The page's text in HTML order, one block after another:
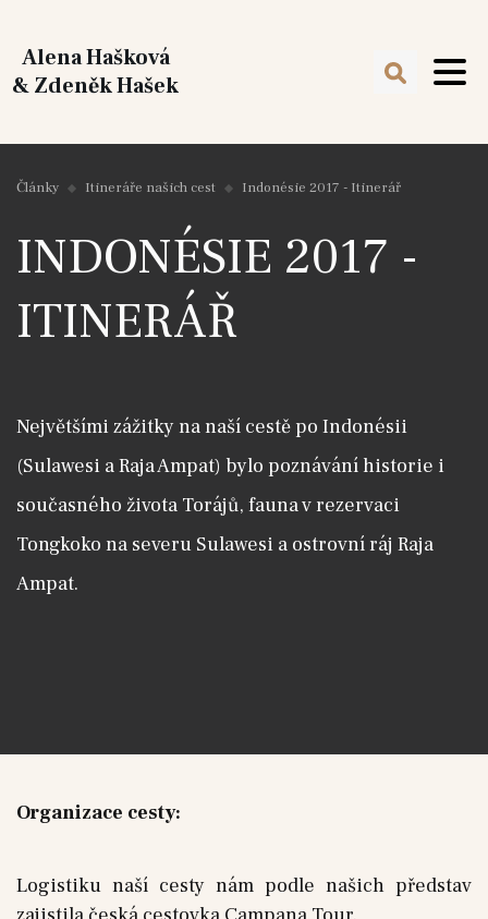
Alena Hašková
& Zdeněk Hašek
Články Itineráře našich cest Indonésie 2017 - Itinerář
INDONÉSIE 2017 -
ITINERÁŘ
Největšími zážitky na naší cestě po Indonésii
(Sulawesi a Raja Ampat) bylo poznávání historie i
současného života Torájů, fauna v rezervaci
Tongkoko na severu Sulawesi a ostrovní ráj Raja
Ampat.
Organizace cesty:
Logistiku naší cesty nám podle našich představ